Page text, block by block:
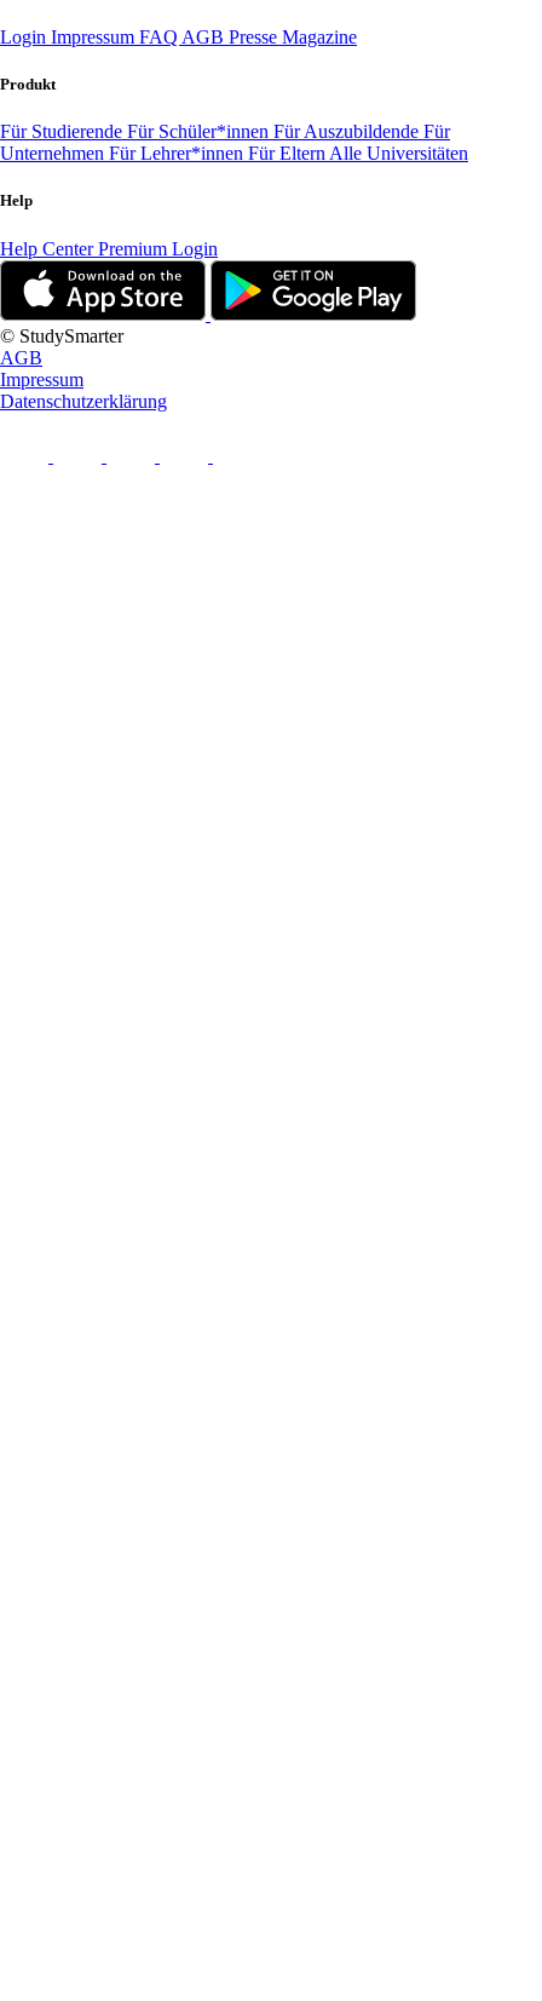
Login Impressum FAQ AGB Presse Magazine
Produkt
Für Studierende Für Schüler*innen Für Auszubildende Für
Unternehmen Für Lehrer*innen Für Eltern Alle Universitäten
Help
Help CenterPremium Login
© StudySmarter
AGB
Impressum
Datenschutzerklärung